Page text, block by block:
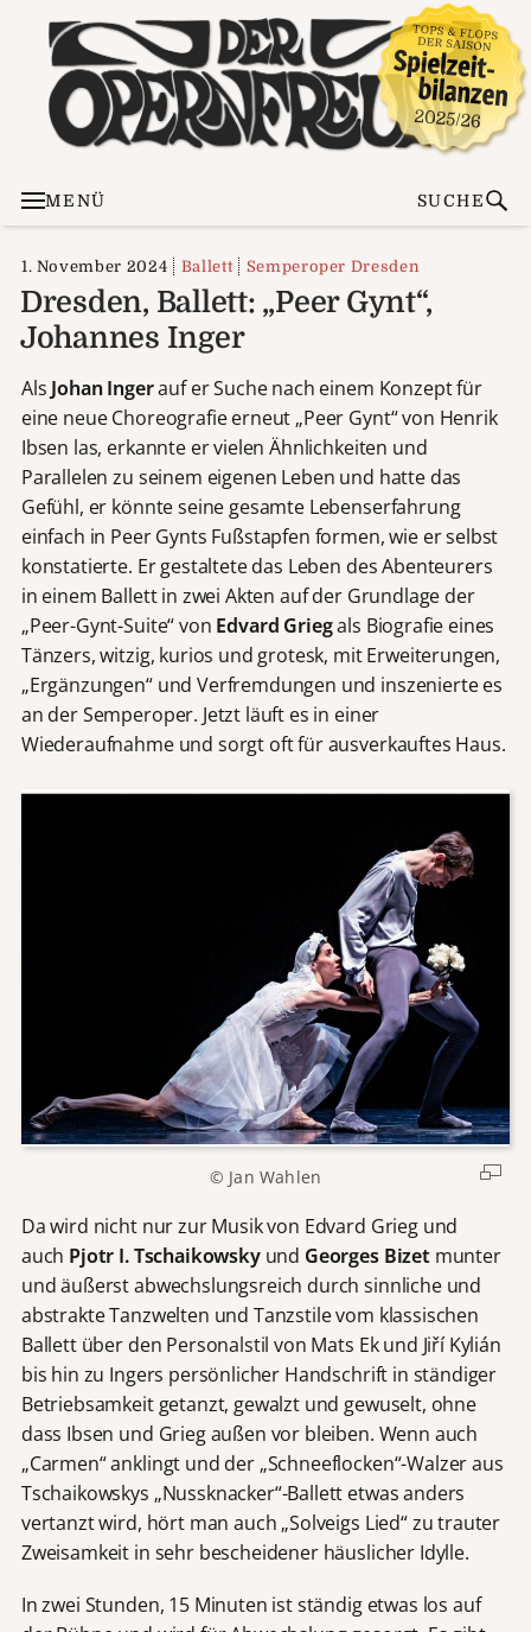
MENÜ SUCHE
1. November 2024 Ballett Semperoper Dresden
Dresden, Ballett: „Peer Gynt“,
Johannes Inger
Als Johan Ingerauf er Suche nach einem Konzept für
eine neue Choreografie erneut „Peer Gynt“ von Henrik
Ibsen las, erkannte er vielen Ähnlichkeiten und
Parallelen zu seinem eigenen Leben und hatte das
Gefühl, er könnte seine gesamte Lebenserfahrung
einfach in Peer Gynts Fußstapfen formen, wie er selbst
konstatierte. Er gestaltete das Leben des Abenteurers
in einem Ballett in zwei Akten auf der Grundlage der
„Peer-Gynt-Suite“ von Edvard Griegals Biografie eines
Tänzers, witzig, kurios und grotesk, mit Erweiterungen,
„Ergänzungen“ und Verfremdungen und inszenierte es
an der Semperoper. Jetzt läuft es in einer
Wiederaufnahme und sorgt oft für ausverkauftes Haus.
© Jan Wahlen
Da wird nicht nur zur Musik von Edvard Grieg und
auch Pjotr I. Tschaikowsky und Georges Bizetmunter
und äußerst abwechslungsreich durch sinnliche und
abstrakte Tanzwelten und Tanzstile vom klassischen
Ballett über den Personalstil von Mats Ek und Jiří Kylián
bis hin zu Ingers persönlicher Handschrift in ständiger
Betriebsamkeit getanzt, gewalzt und gewuselt, ohne
dass Ibsen und Grieg außen vor bleiben. Wenn auch
„Carmen“ anklingt und der „Schneeflocken“-Walzer aus
Tschaikowskys „Nussknacker“-Ballett etwas anders
vertanzt wird, hört man auch „Solveigs Lied“ zu trauter
Zweisamkeit in sehr bescheidener häuslicher Idylle.
In zwei Stunden, 15 Minuten ist ständig etwas los auf